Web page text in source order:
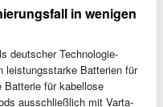
in wenigen
deutscher Technologie-
leistungsstarke Batterien für
Batterie für kabellose
ausschließlich mit Varta-